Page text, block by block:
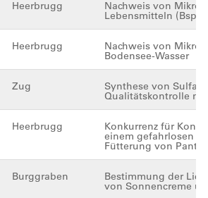
Heerbrugg Nachweis von
Lebensmitteln (Bsp.
Heerbrugg Nachweis von
Bodensee-Wasser
Zug Synthese von
Qualitätskontrolle mit
Heerbrugg Konkurrenz für
einem gefahrlosen
Fütterung von
Burggraben Bestimmung der
von Sonnencreme